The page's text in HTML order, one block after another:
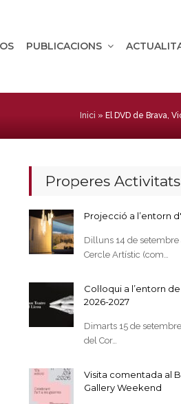
PUBLICACIONS
Inici » El DVD de Brava,
Properes Activitats
Projecció a l’entorn
Dilluns 14 de
Cercle Artístic (com…
Col·loqui a l’entorn
2026-2027
Dimarts 15 de
del Cor…
Visita comentada al
Gallery Weekend